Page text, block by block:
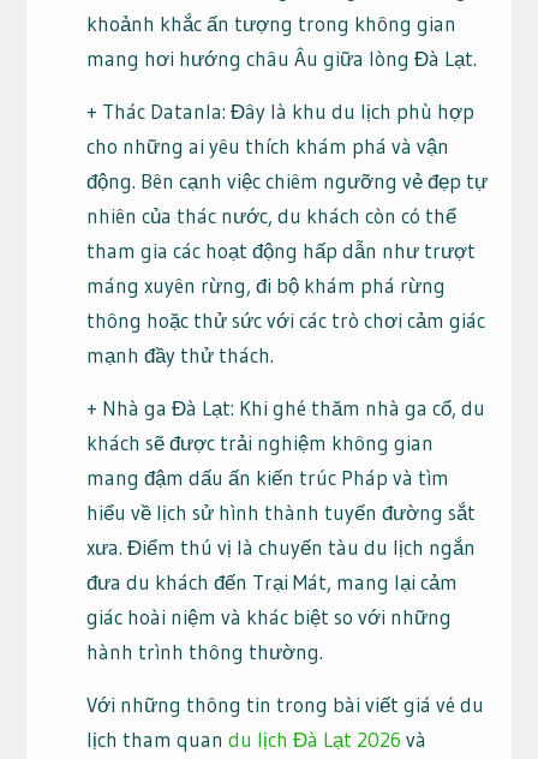
khoảnh khắc ấn tượng trong không gian
mang hơi hướng châu Âu giữa lòng Đà Lạt.
+ Thác Datanla: Đây là khu du lịch phù hợp
cho những ai yêu thích khám phá và vận
động. Bên cạnh việc chiêm ngưỡng vẻ đẹp tự
nhiên của thác nước, du khách còn có thể
tham gia các hoạt động hấp dẫn như trượt
máng xuyên rừng, đi bộ khám phá rừng
thông hoặc thử sức với các trò chơi cảm giác
mạnh đầy thử thách.
+ Nhà ga Đà Lạt: Khi ghé thăm nhà ga cổ, du
khách sẽ được trải nghiệm không gian
mang đậm dấu ấn kiến trúc Pháp và tìm
hiểu về lịch sử hình thành tuyến đường sắt
xưa. Điểm thú vị là chuyến tàu du lịch ngắn
đưa du khách đến Trại Mát, mang lại cảm
giác hoài niệm và khác biệt so với những
hành trình thông thường.
Với những thông tin trong bài viết giá vé du
lịch tham quan du lịch Đà Lạt 2026 và